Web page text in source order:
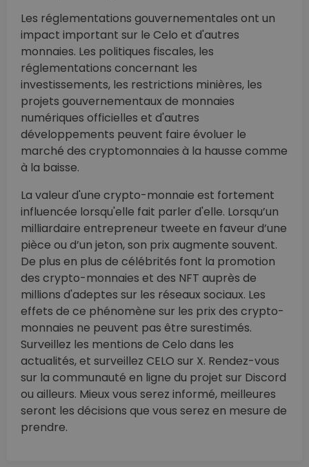
Les réglementations gouvernementales ont un
impact important sur le Celo et d'autres
monnaies. Les politiques fiscales, les
réglementations concernant les
investissements, les restrictions minières, les
projets gouvernementaux de monnaies
numériques officielles et d'autres
développements peuvent faire évoluer le
marché des cryptomonnaies à la hausse comme
à la baisse.
La valeur d'une crypto-monnaie est fortement
influencée lorsqu'elle fait parler d'elle. Lorsqu’un
milliardaire entrepreneur tweete en faveur d’une
pièce ou d’un jeton, son prix augmente souvent.
De plus en plus de célébrités font la promotion
des crypto-monnaies et des NFT auprès de
millions d'adeptes sur les réseaux sociaux. Les
effets de ce phénomène sur les prix des crypto-
monnaies ne peuvent pas être surestimés.
Surveillez les mentions de Celo dans les
actualités, et surveillez CELO sur X. Rendez-vous
sur la communauté en ligne du projet sur Discord
ou ailleurs. Mieux vous serez informé, meilleures
seront les décisions que vous serez en mesure de
prendre.